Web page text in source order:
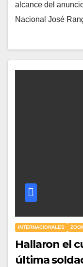
alcance del
Nacional José
INTERNACIONALES
Hallaron el
última